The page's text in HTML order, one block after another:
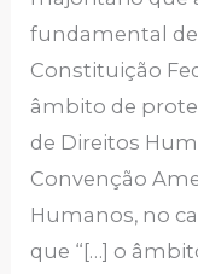
fundamental
Constituição
âmbito de
de Direitos
Convenção
Humanos, no
que “[…] o